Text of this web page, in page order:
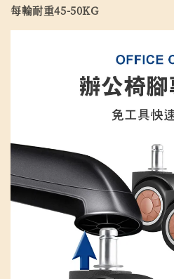
每輪耐重45-50KG